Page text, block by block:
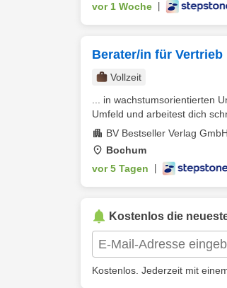
vor 1 Woche
Berater/in für
Vollzeit
... in wachstumsorientierten
Umfeld und arbeitest dich
BV Bestseller Verlag GmbH
Bochum
vor 5 Tagen
Kostenlos die
Kostenlos. Jederzeit mit